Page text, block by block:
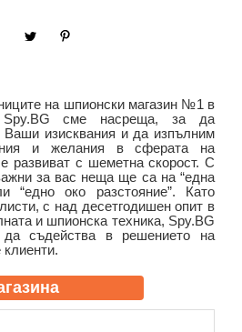
на шпионски магазин №1 в
сме насреща, за да
Ваши изисквания и да изпълним
и желания в сферата на
развиват с шеметна скорост. С
за вас неща ще са на “една
“едно око разстояние”. Като
с над десетгодишен опит в
и шпионска техника, Spy.BG
да съдейства в решението на